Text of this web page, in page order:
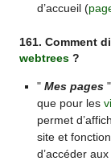
d’accueil (
161. Comment
webtrees ?
" Mes pages
que pour les
permet
site et
d’accéder